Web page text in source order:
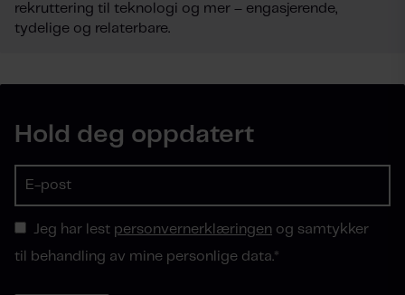
rekruttering til teknologi og mer – engasjerende,
tydelige og relaterbare.
Hold deg oppdatert
Jeg har lest personvernerklæringen og samtykker
til behandling av mine personlige data.*